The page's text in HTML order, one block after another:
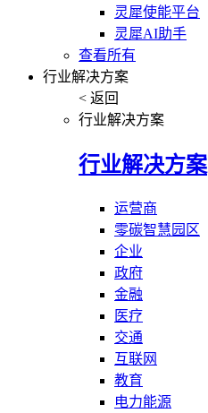
灵犀使能平台
灵犀AI助手
查看所有
行业解决方案
< 返回
行业解决方案
行业解决方案
运营商
零碳智慧园区
企业
政府
金融
医疗
交通
互联网
教育
电力能源